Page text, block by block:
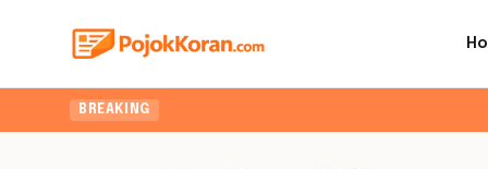
BREAKING